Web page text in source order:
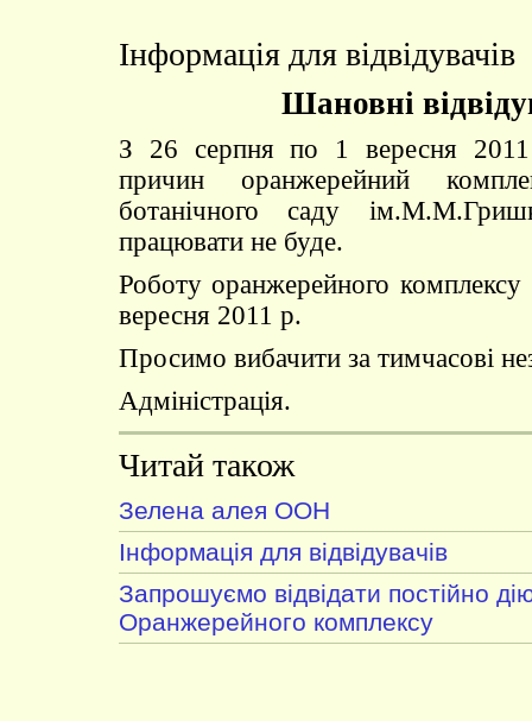
Інформація для відвідувачів
Шановні
З 26 серпня по 1 вересня
причин оранжерейний
ботанічного саду
працювати не буде.
Роботу оранжерейного
вересня 2011 р.
Просимо вибачити за тимчасові
Адміністрація.
Читай також
Зелена алея ООН
Інформація для відвідувачів
Запрошуємо відвідати постійно
Оранжерейного комплексу